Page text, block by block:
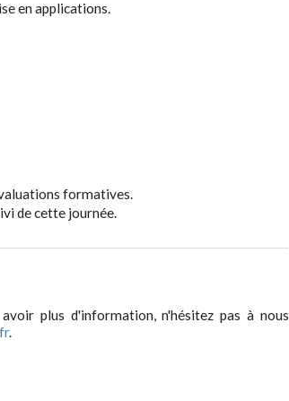
en applications.
formatives.
de cette journée.
plus d'information, n'hésitez pas à nous
.